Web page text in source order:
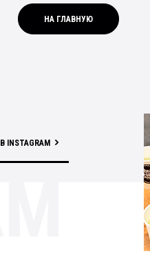
НА ГЛАВНУЮ
В INSTAGRAM